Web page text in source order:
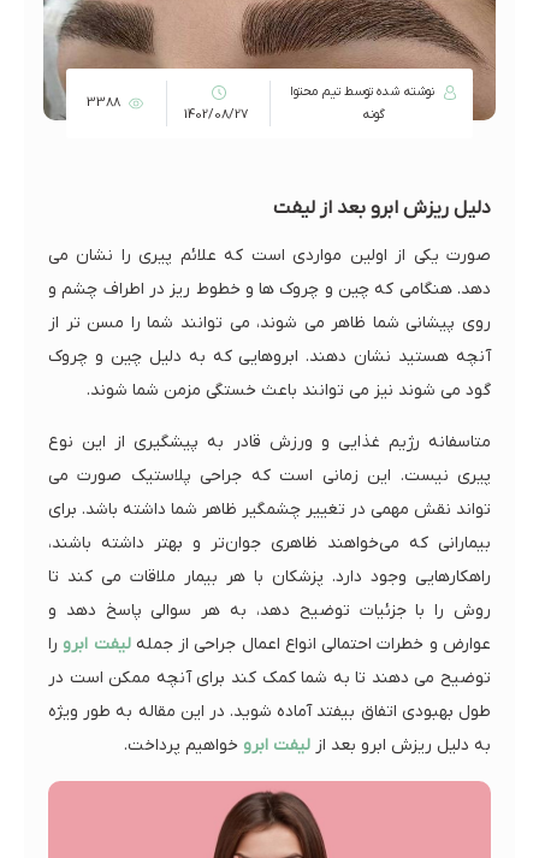
نوشته شده توسط تیم محتوا
گونه
1402/08/27
3388
دلیل ریزش ابرو بعد از لیفت
صورت یکی از اولین مواردی است که علائم پیری را نشان می
دهد. هنگامی که چین و چروک ها و خطوط ریز در اطراف چشم و
روی پیشانی شما ظاهر می شوند، می توانند شما را مسن تر از
آنچه هستید نشان دهند. ابروهایی که به دلیل چین و چروک
گود می شوند نیز می توانند باعث خستگی مزمن شما شوند.
متاسفانه رژیم غذایی و ورزش قادر به پیشگیری از این نوع
پیری نیست. این زمانی است که جراحی پلاستیک صورت می
تواند نقش مهمی در تغییر چشمگیر ظاهر شما داشته باشد. برای
بیمارانی که می‌خواهند ظاهری جوان‌تر و بهتر داشته باشند،
راهکارهایی وجود دارد. پزشکان با هر بیمار ملاقات می کند تا
روش را با جزئیات توضیح دهد، به هر سوالی پاسخ دهد و
عوارض و خطرات احتمالی انواع اعمال جراحی از جملهلیفت ابرو را
توضیح می دهند تا به شما کمک کند برای آنچه ممکن است در
طول بهبودی اتفاق بیفتد آماده شوید. در این مقاله به طور ویژه
به دلیل ریزش ابرو بعد از لیفت ابرو خواهیم پرداخت.